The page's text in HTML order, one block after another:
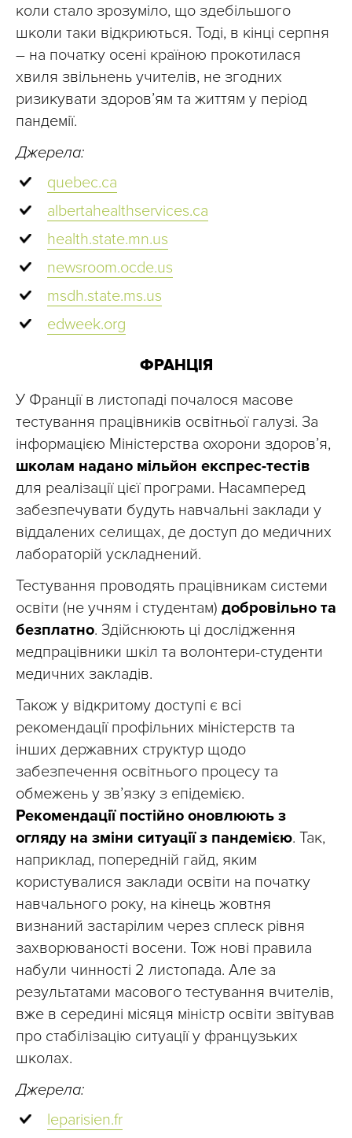
коли стало зрозуміло, що здебільшого
школи таки відкриються. Тоді, в кінці серпня
– на початку осені країною прокотилася
хвиля звільнень учителів, не згодних
ризикувати здоров’ям та життям у період
пандемії.
Джерела:
quebec.ca
albertahealthservices.ca
health.state.mn.us
newsroom.ocde.us
msdh.state.ms.us
edweek.org
ФРАНЦІЯ
У Франції в листопаді почалося масове
тестування працівників освітньої галузі. За
інформацією Міністерства охорони здоров’я,
школам надано мільйон експрес-тестів
для реалізації цієї програми. Насамперед
забезпечувати будуть навчальні заклади у
віддалених селищах, де доступ до медичних
лабораторій ускладнений.
Тестування проводять працівникам системи
освіти (не учням і студентам) добровільно та
безплатно. Здійснюють ці дослідження
медпрацівники шкіл та волонтери-студенти
медичних закладів.
Також у відкритому доступі є всі
рекомендації профільних міністерств та
інших державних структур щодо
забезпечення освітнього процесу та
обмежень у зв’язку з епідемією.
Рекомендації постійно оновлюють з
огляду на зміни ситуації з пандемією. Так,
наприклад, попередній гайд, яким
користувалися заклади освіти на початку
навчального року, на кінець жовтня
визнаний застарілим через сплеск рівня
захворюваності восени. Тож нові правила
набули чинності 2 листопада. Але за
результатами масового тестування вчителів,
вже в середині місяця міністр освіти звітував
про стабілізацію ситуації у французьких
школах.
Джерела:
leparisien.fr